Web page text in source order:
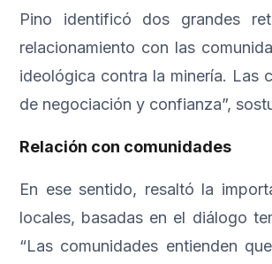
Pino identificó dos grandes
relacionamiento con las
ideológica contra la minería. Las
de negociación y confianza”,
Relación con comunidades
En ese sentido, resaltó la
locales, basadas en el diálogo
“Las comunidades entienden